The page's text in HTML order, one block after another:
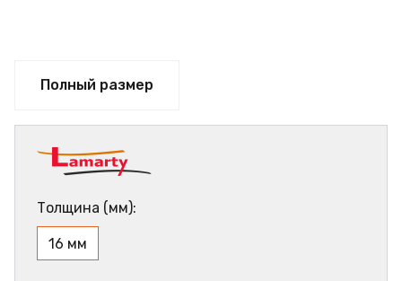
Полный размер
Толщина (мм):
16 мм